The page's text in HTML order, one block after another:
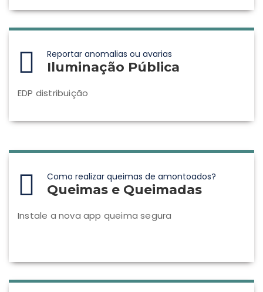
Reportar anomalias ou avarias
Iluminação Pública
EDP distribuição
Como realizar queimas de amontoados?
Queimas e Queimadas
Instale a nova app queima segura